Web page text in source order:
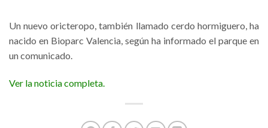
Un nuevo oricteropo, también llamado cerdo hormiguero, ha
nacido en Bioparc Valencia, según ha informado el parque en
un comunicado.
Ver la noticia completa.